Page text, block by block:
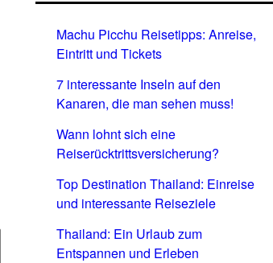
Machu Picchu Reisetipps: Anreise,
Eintritt und Tickets
7 interessante Inseln auf den
Kanaren, die man sehen muss!
Wann lohnt sich eine
Reiserücktrittsversicherung?
Top Destination Thailand: Einreise
und interessante Reiseziele
Thailand: Ein Urlaub zum
Entspannen und Erleben